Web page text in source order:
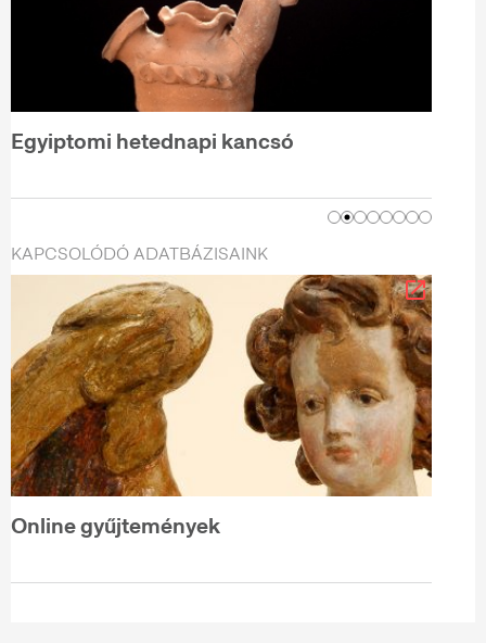
Egyiptomi hetednapi kancsó
KAPCSOLÓDÓ ADATBÁZISAINK
Online gyűjtemények